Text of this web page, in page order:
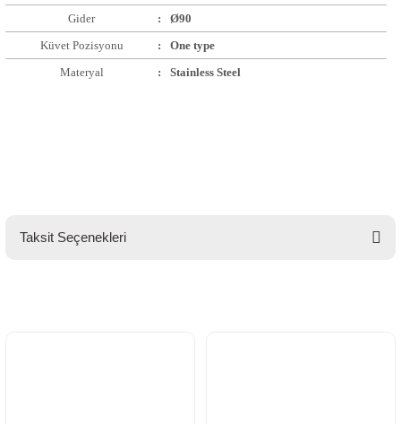
Gider
:
Ø90
Küvet Pozisyonu
:
One type
Materyal
: Stainless Steel
Taksit Seçenekleri